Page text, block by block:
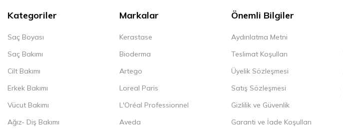
Kategoriler
Saç Boyası
Saç Bakımı
Cilt Bakımı
Erkek Bakımı
Vücut Bakımı
Ağız- Diş Bakımı
Markalar
Kerastase
Bioderma
Artego
Loreal Paris
L'Oréal Professionnel
Aveda
Önemli Bilgiler
Aydınlatma Metni
Teslimat Koşulları
Üyelik Sözleşmesi
Satış Sözleşmesi
Gizlilik ve Güvenlik
Garanti ve İade Koşulları